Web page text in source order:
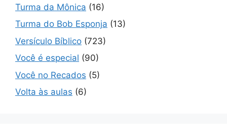
Turma da Mônica (16)
Turma do Bob Esponja (13)
Versículo Bíblico (723)
Você é especial (90)
Você no Recados (5)
Volta às aulas (6)